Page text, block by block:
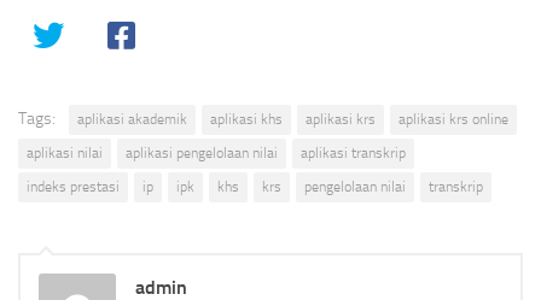
Tags: aplikasi akademik aplikasi khs aplikasi krs
aplikasi krs online
aplikasi nilai
aplikasi pengelolaan nilai
aplikasi transkrip
indeks prestasi
ip ipk khs krs pengelolaan nilai transkrip
admin